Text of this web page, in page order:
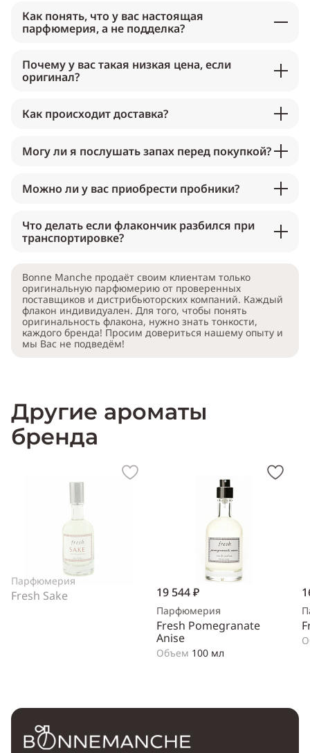
Как понять, что у вас настоящая
парфюмерия, а не подделка?
Почему у вас такая низкая цена, если
оригинал?
Как происходит доставка?
Могу ли я послушать запах перед покупкой?
Можно ли у вас приобрести пробники?
Что делать если флакончик разбился при
транспортировке?
Bonne Manche продаёт своим клиентам только
оригинальную парфюмерию от проверенных
поставщиков и дистрибьюторских компаний. Каждый
флакон индивидуален. Для того, чтобы понять
оригинальность флакона, нужно знать тонкости,
каждого бренда! Просим довериться нашему опыту и
мы Вас не подведём!
Другие ароматы
бренда
Парфюмерия
Fresh Sake 19 544 ₽
Парфюмерия
Fresh Pomegranate
Anise
Объем 100 мл